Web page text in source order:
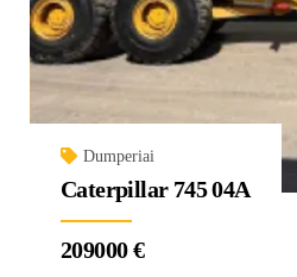
Dumperiai
Caterpillar 745 04A
209000€